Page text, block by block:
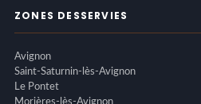
ZONES DESSERVIES
Avignon
Saint-Saturnin-lès-Avignon
Le Pontet